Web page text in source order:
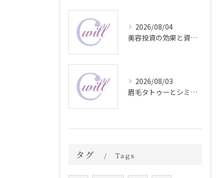
2026/08/04
美容投資の効果と資産価値の解説
2026/08/03
眉毛タトゥーとシミ予防に効く食材解説
タグ Tags